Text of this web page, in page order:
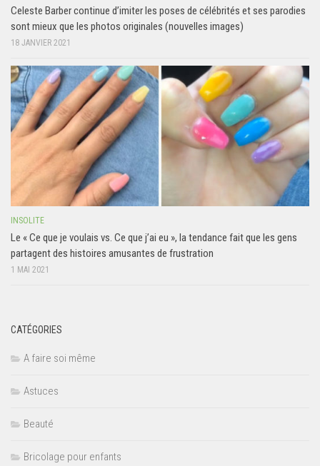
Celeste Barber continue d’imiter les poses de célébrités et ses parodies
sont mieux que les photos originales (nouvelles images)
18 JANVIER 2021
INSOLITE
Le « Ce que je voulais vs. Ce que j’ai eu », la tendance fait que les gens
partagent des histoires amusantes de frustration
1 MAI 2021
CATÉGORIES
A faire soi même
Astuces
Beauté
Bricolage pour enfants